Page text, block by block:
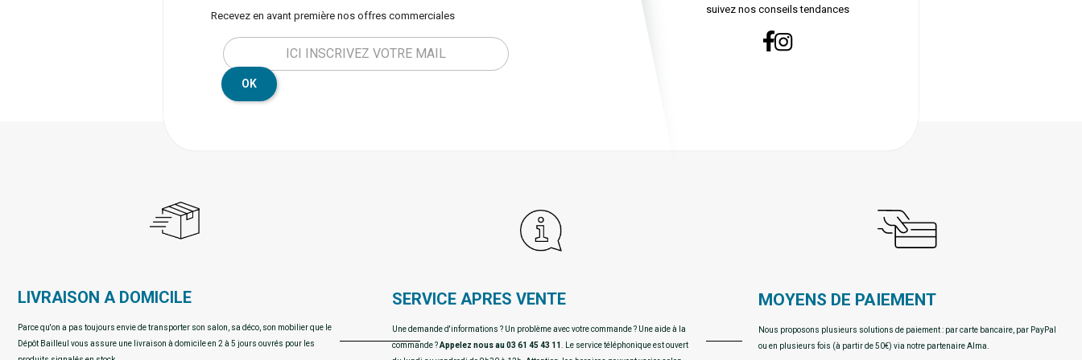
Recevez en avant première nos offres commerciales
OK
suivez nos conseils tendances
LIVRAISON A DOMICILE
Parce qu'on a pas toujours envie de transporter son salon, sa déco, son mobilier que le
Dépôt Bailleul vous assure une livraison à domicile en 2 à 5 jours ouvrés pour les
SERVICE APRES VENTE
Une demande d'informations ? Un problème avec votre commande ? Une aide à la
commande ?Appelez nous au 03 61 45 43 11
. Le service téléphonique est ouvert
MOYENS DE PAIEMENT
Nous proposons plusieurs solutions de paiement : par carte bancaire, par PayPal
ou en plusieurs fois (à partir de 50€) via notre partenaire Alma.